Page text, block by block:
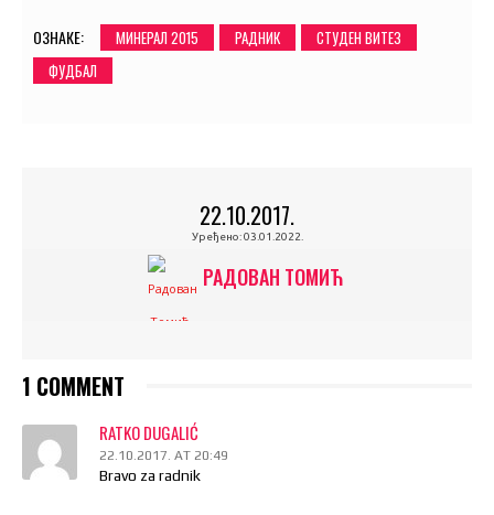
ОЗНАКЕ: МИНЕРАЛ 2015 РАДНИК
СТУДЕН ВИТЕЗ
ФУДБАЛ
22.10.2017.
Уређено: 03.01.2022.
РАДОВАН ТОМИЋ
1 COMMENT
RATKO DUGALIĆ
22.10.2017. AT 20:49
Bravo za radnik